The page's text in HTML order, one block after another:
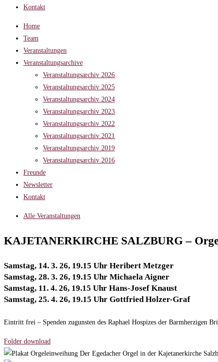
Kontakt
Home
Team
Veranstaltungen
Veranstaltungsarchive
Veranstaltungsarchiv 2026
Veranstaltungsarchiv 2025
Veranstaltungsarchiv 2024
Veranstaltungsarchiv 2023
Veranstaltungsarchiv 2022
Veranstaltungsarchiv 2021
Veranstaltungsarchiv 2019
Veranstaltungsarchiv 2016
Freunde
Newsletter
Kontakt
Alle Veranstaltungen
KAJETANERKIRCHE SALZBURG –
Samstag, 14. 3. 26, 19.15 Uhr Heribert Metzger
Samstag, 28. 3. 26, 19.15 Uhr Michaela Aigner
Samstag, 11. 4. 26, 19.15 Uhr Hans-Josef Knaust
Samstag, 25. 4. 26, 19.15 Uhr Gottfried Holzer-Graf
Eintritt frei – Spenden zugunsten des Raphael Hospizes der Barmherzigen
Folder download